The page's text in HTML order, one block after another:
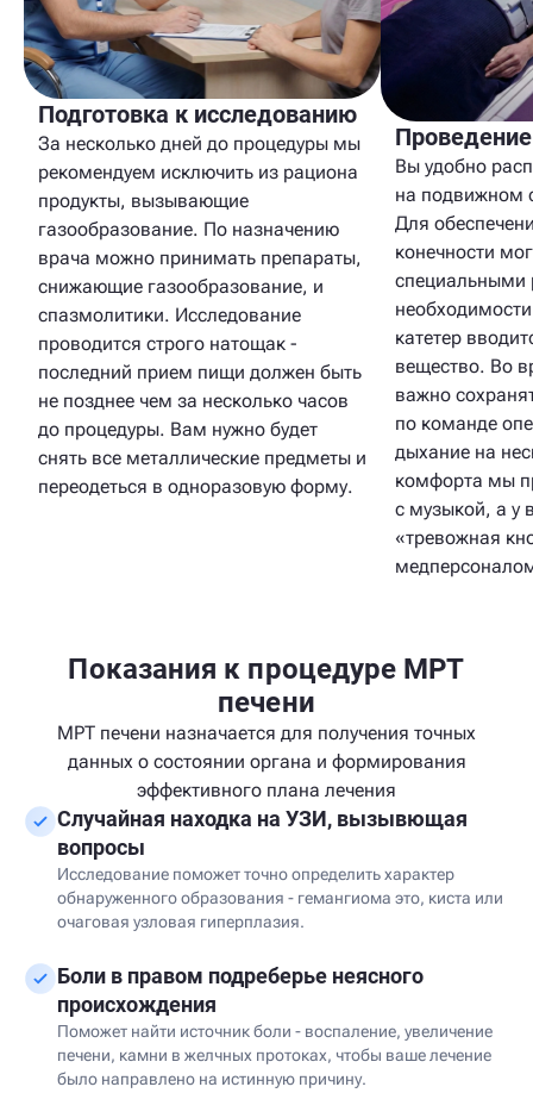
Подготовка к исследованию
За несколько дней до процедуры мы
рекомендуем исключить из рациона
продукты, вызывающие
газообразование. По назначению
врача можно принимать препараты,
снижающие газообразование, и
спазмолитики. Исследование
проводится строго натощак -
последний прием пищи должен быть
не позднее чем за несколько часов
до процедуры. Вам нужно будет
снять все металлические предметы и
переодеться в одноразовую форму.
Вы удобно
на подвижном
Для
конечности
катетер
вещество. Во
важно
по команде
дыхание на
комфорта мы
с музыкой, а у
«тревожная
Показания к процедуре МРТ
печени
МРТ печени назначается для получения точных
данных о состоянии органа и формирования
эффективного плана лечения
Случайная находка на УЗИ, вызывющая
вопросы
Исследование поможет точно определить характер
обнаруженного образования - гемангиома это, киста или
очаговая узловая гиперплазия.
Боли в правом подреберье неясного
происхождения
Поможет найти источник боли - воспаление, увеличение
печени, камни в желчных протоках, чтобы ваше лечение
было направлено на истинную причину.